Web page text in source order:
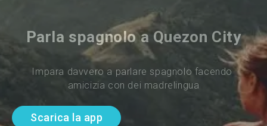
Parla spagnolo a Quezon City
Impara davvero a parlare spagnolo facendo
amicizia con dei madrelingua
Scarica la app